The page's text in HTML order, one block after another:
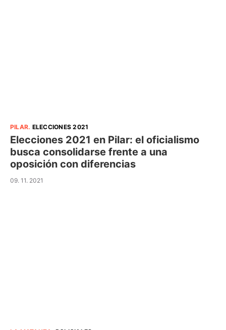
PILAR. ELECCIONES 2021
Elecciones 2021 en Pilar: el oficialismo
busca consolidarse frente a una
oposición con diferencias
09. 11. 2021